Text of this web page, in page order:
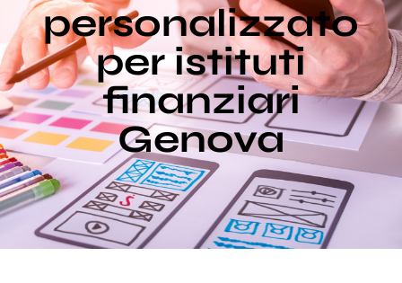
Blog
Supporto
personalizzato
per istituti
finanziari
Genova